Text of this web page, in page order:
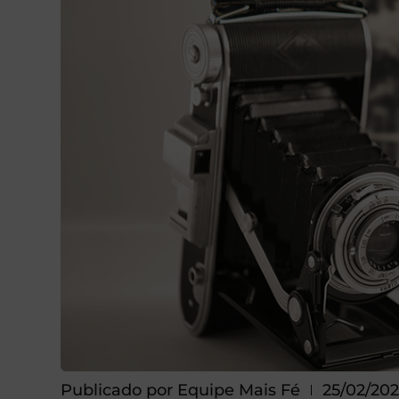
Publicado por Equipe Mais Fé 25/02/